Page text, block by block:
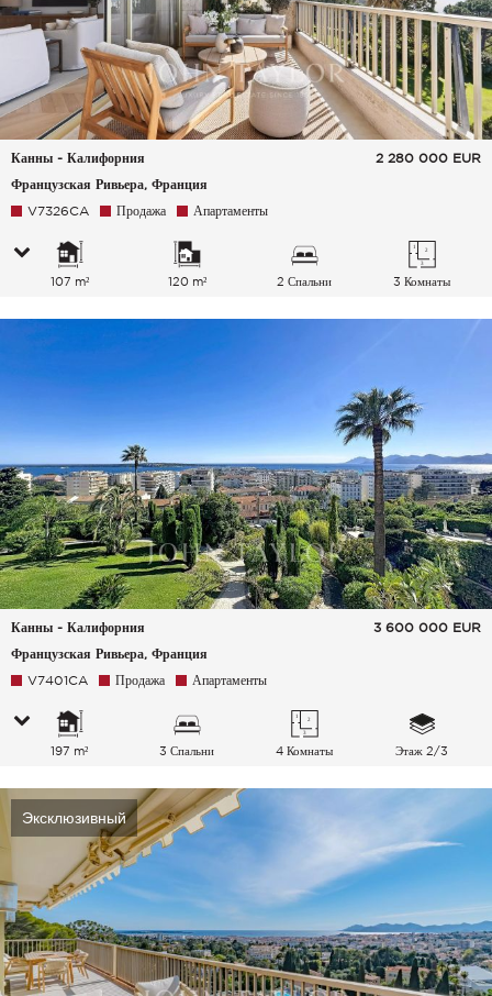
Канны - Калифорния
Французская Ривьера, Франция
2 280 000 EUR
V7326CA Продажа Апартаменты
107 m² 120 m² 2 Спальни 3 Комнаты
Канны - Калифорния
Французская Ривьера, Франция
3 600 000 EUR
V7401CA Продажа Апартаменты
197 m² 3 Спальни 4 Комнаты Этаж 2/3
Эксклюзивный